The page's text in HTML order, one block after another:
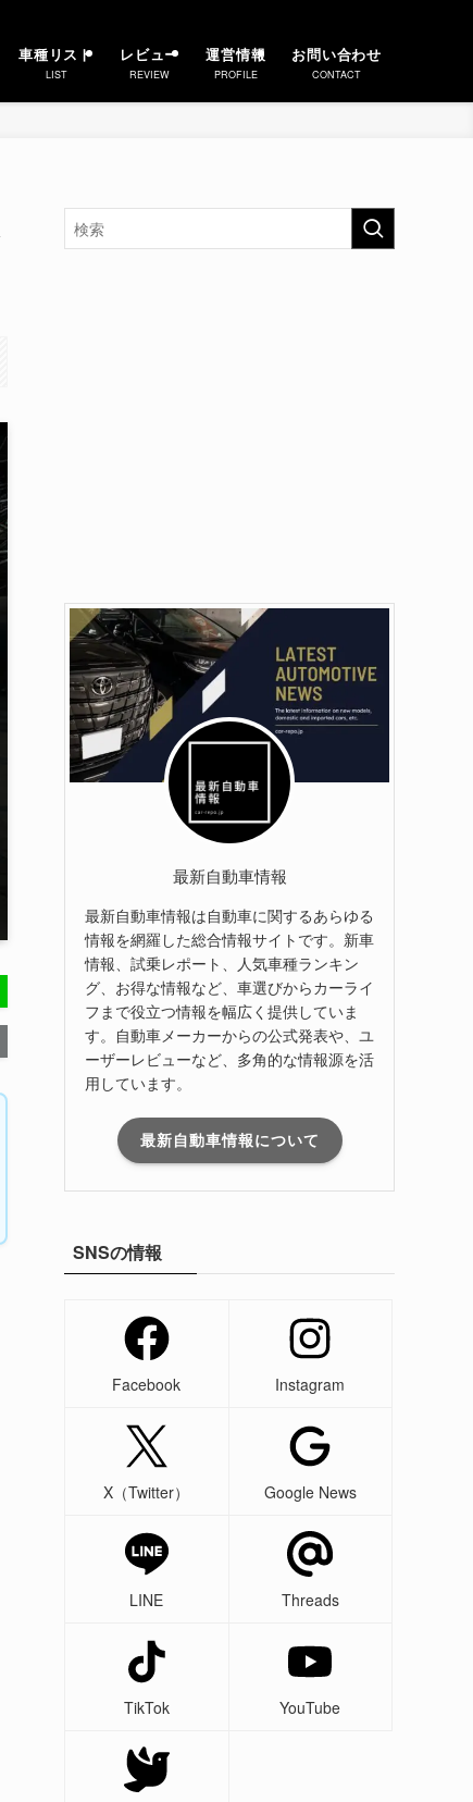
車種リスト
LIST
レビュー
REVIEW
運営情報
PROFILE
お問い合わせ
CONTACT
最新自動車情報
最新自動車情報は自動車に関するあらゆる
情報を網羅した総合情報サイトです。新車
情報、試乗レポート、人気車種ランキン
グ、お得な情報など、車選びからカーライ
フまで役立つ情報を幅広く提供していま
す。自動車メーカーからの公式発表や、ユ
ーザーレビューなど、多角的な情報源を活
用しています。
最新自動車情報について
SNSの情報
Facebook Instagram
X（Twitter） Google News
LINE Threads
TikTok YouTube